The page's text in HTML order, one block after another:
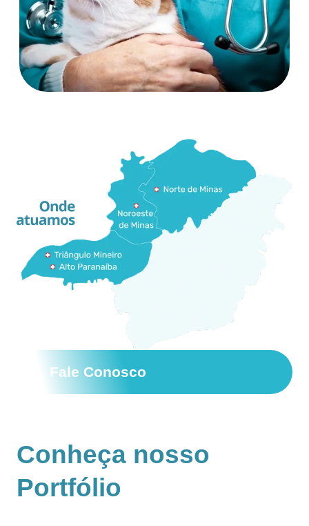
Fale Conosco
Conheça nosso
Portfólio